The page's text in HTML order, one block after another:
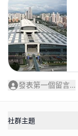
發表第一個留言...
社群主題